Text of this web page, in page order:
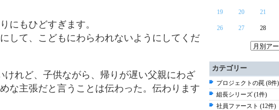
にもひどすぎます。
して、こどもにわらわれないようにしてくだ
けれど、子供ながら、帰りが遅い父親にわざ
な主張だと言うことは伝わった。伝わります
19 20 21
26 27 28
カテゴリー
プロジェクトの罠 (8件)
組長シリーズ (1件)
社員ファースト (12件)